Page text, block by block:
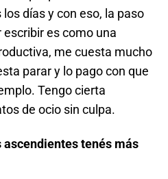
días y con eso, la paso
es como una
me cuesta mucho
parar y lo pago con que
Tengo cierta
de ocio sin culpa.
tenés más